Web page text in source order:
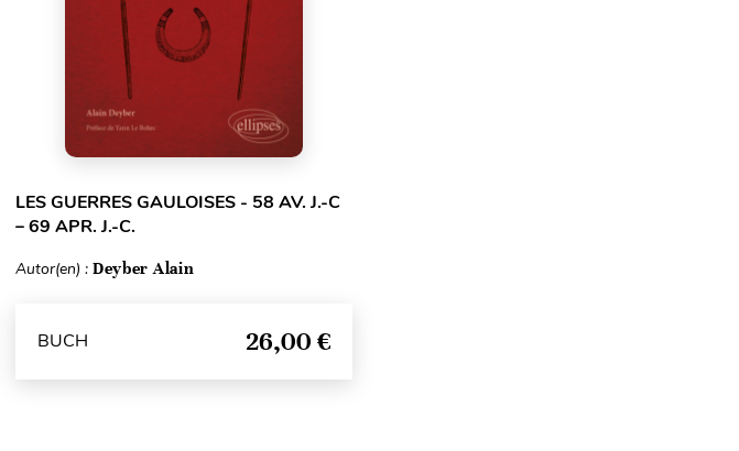
LES GUERRES GAULOISES - 58 AV. J.-C
– 69 APR. J.-C.
Autor(en) : Deyber Alain
BUCH 26,00 €